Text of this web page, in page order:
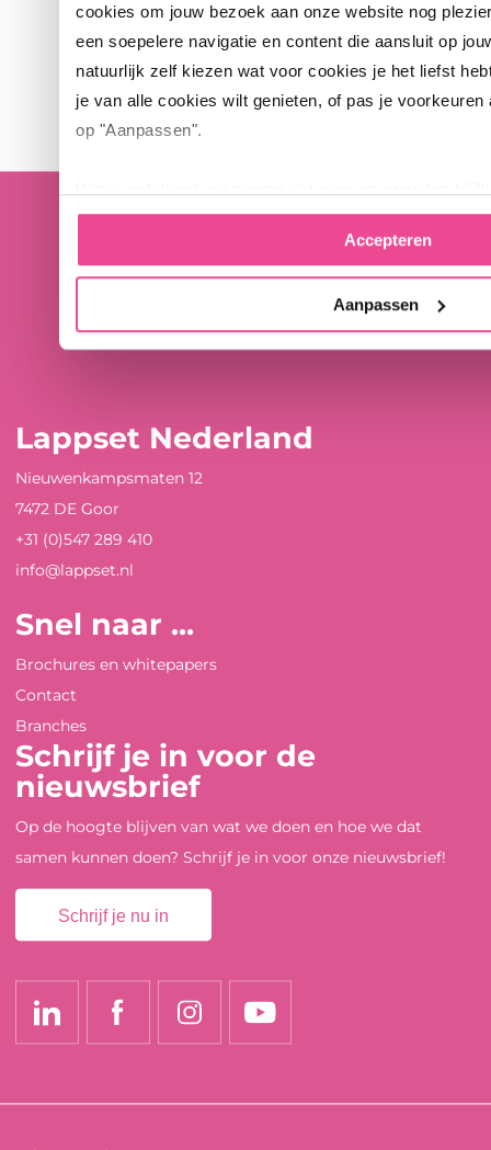
cookies om jouw bezoek aan onze website nog
een soepelere navigatie en content die aansluit op
natuurlijk zelf kiezen wat voor cookies je het liefst
je van alle cookies wilt genieten, of pas je voorkeuren
op "Aanpassen".
Accepteren
Aanpassen
Lappset Nederland
Nieuwenkampsmaten 12
7472 DE Goor
+31 (0)547 289 410
info@lappset.nl
Snel naar ...
Brochures en whitepapers
Contact
Branches
Schrijf je in voor de
nieuwsbrief
Op de hoogte blijven van wat we doen en hoe we dat
samen kunnen doen? Schrijf je in voor onze nieuwsbrief!
Schrijf je nu in